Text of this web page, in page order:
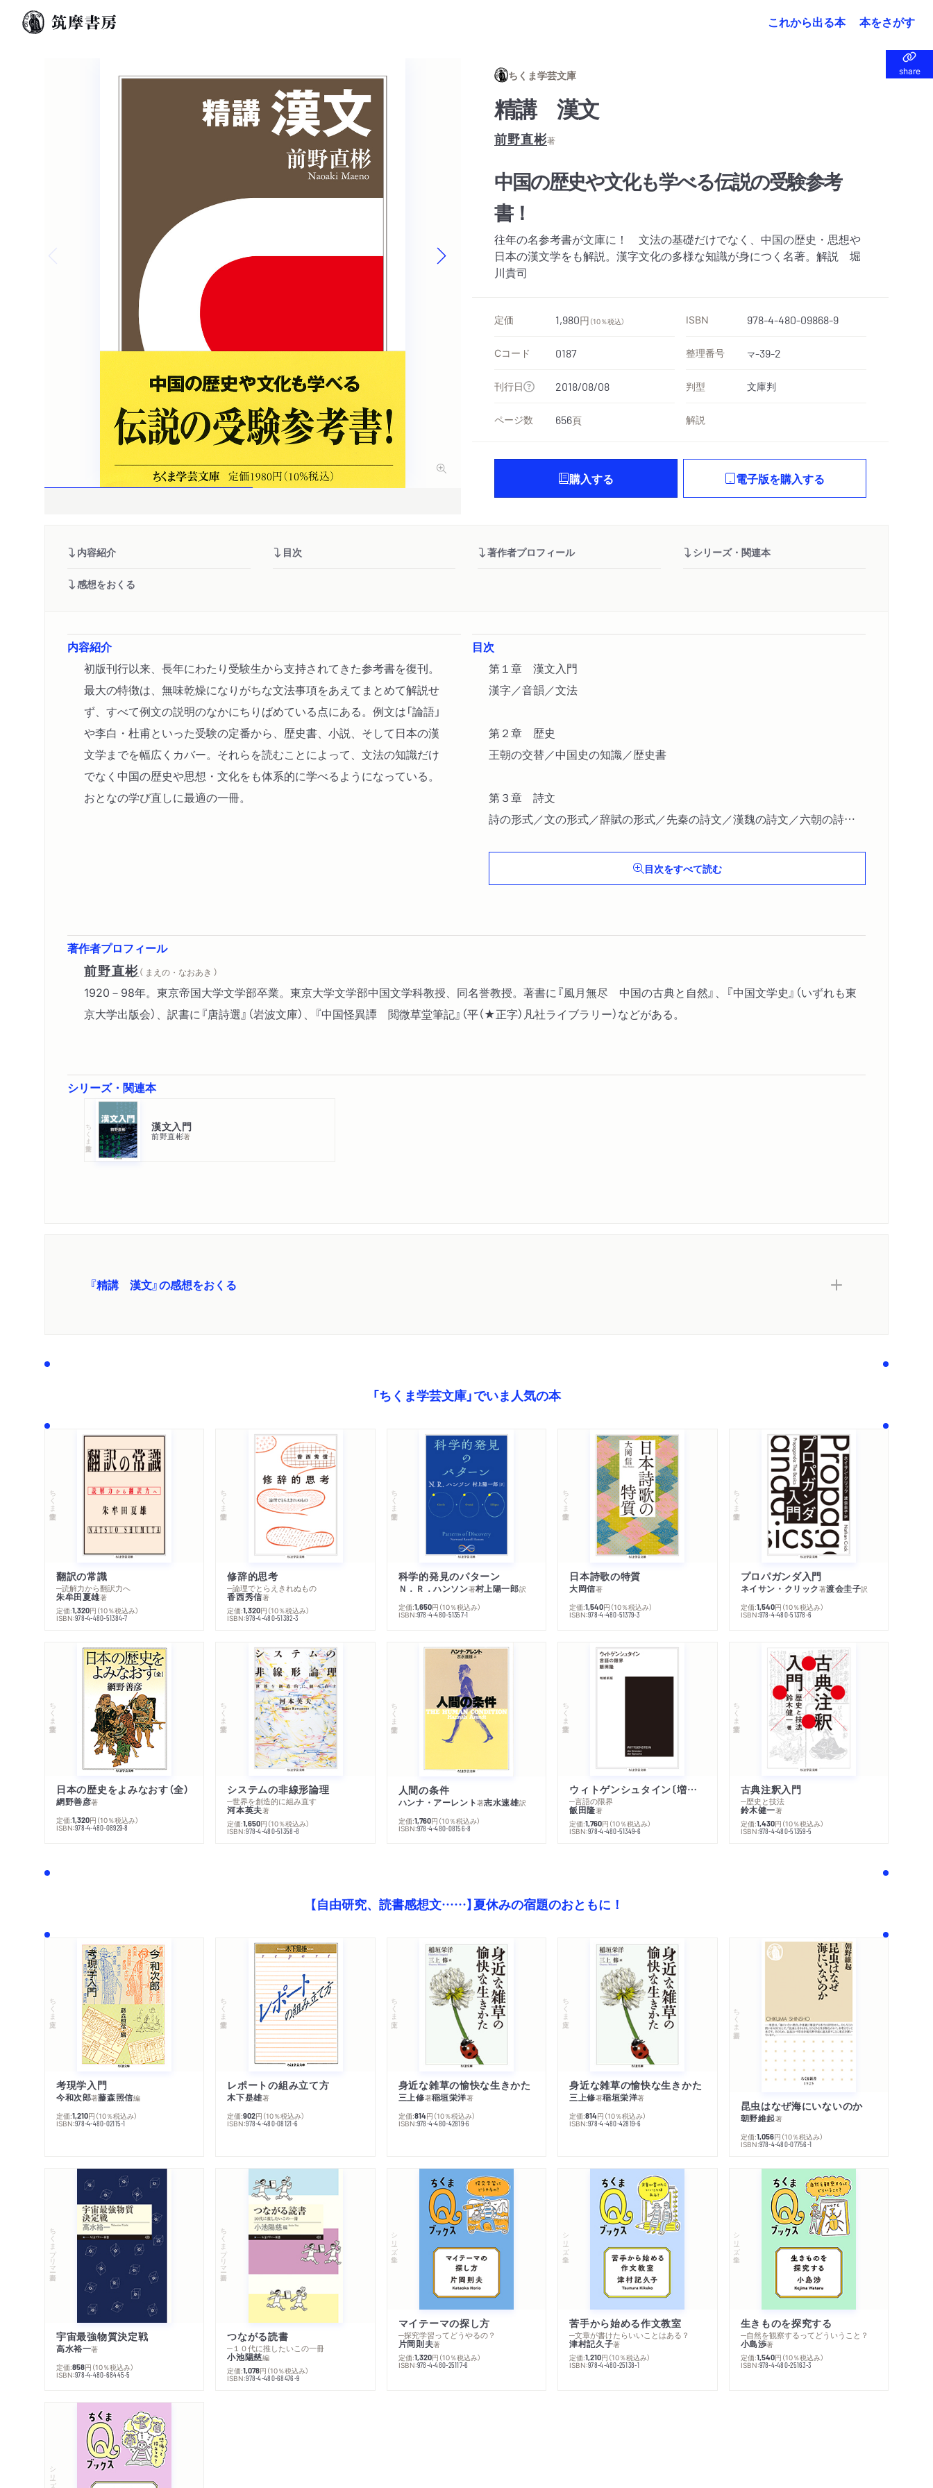
これから出る本 本をさがす
share
share
ちくま学芸文庫
精講 漢文
前野直彬著
中国の歴史や文化も学べる伝説の受験参考
書！
往年の名参考書が文庫に！ 文法の基礎だけでなく、中国の歴史・思想や
日本の漢文学をも解説。漢字文化の多様な知識が身につく名著。解説 堀
川貴司
定価 1,980円 （10％税込） ISBN 978-4-480-09868-9
Cコード 0187 整理番号 マ-39-2
刊行日 2018/08/08 判型 文庫判
ページ数 656頁 解説
購入する 電子版を購入する
内容紹介 目次 著作者プロフィール シリーズ・関連本
感想をおくる
内容紹介
初版刊行以来、長年にわたり受験生から支持されてきた参考書を復刊。
最大の特徴は、無味乾燥になりがちな文法事項をあえてまとめて解説せ
ず、すべて例文の説明のなかにちりばめている点にある。例文は「論語」
や李白・杜甫といった受験の定番から、歴史書、小説、そして日本の漢
文学までを幅広くカバー。それらを読むことによって、文法の知識だけ
でなく中国の歴史や思想・文化をも体系的に学べるようになっている。
おとなの学び直しに最適の一冊。
目次
第１章 漢文入門
漢字／音韻／文法
第２章 歴史
王朝の交替／中国史の知識／歴史書
第３章 詩文
詩の形式／文の形式／辞賦の形式／先秦の詩文／漢魏の詩文／六朝の詩文
第４章 小説
第６章 日本の漢文学
目次をすべて読む
著作者プロフィール
前野直彬（ まえの・なおあき ）
1920－98年。東京帝国大学文学部卒業。東京大学文学部中国文学科教授、同名誉教授。著書に『風月無尽 中国の古典と自然』、『中国文学史』（いずれも東
京大学出版会）、訳書に『唐詩選』（岩波文庫）、『中国怪異譚 閲微草堂筆記』（平（★正字）凡社ライブラリー）などがある。
シリーズ・関連本
ちくま学芸文庫 漢文入門
前野直彬著
『精講 漢文』の感想をおくる
「ちくま学芸文庫」でいま人気の本
ちくま学芸文庫
翻訳の常識
─読解力から翻訳力へ
朱牟田夏雄著
定価:1,320円 （10％税込み）
ISBN:978-4-480-51384-7
ちくま学芸文庫
修辞的思考
─論理でとらえきれぬもの
香西秀信著
定価:1,320円 （10％税込み）
ISBN:978-4-480-51382-3
ちくま学芸文庫
科学的発見のパターン
Ｎ．Ｒ．ハンソン著村上陽一郎訳
定価:1,650円 （10％税込み）
ISBN:978-4-480-51357-1
ちくま学芸文庫
日本詩歌の特質
大岡信著
定価:1,540円 （10％税込み）
ISBN:978-4-480-51379-3
ちくま学芸文庫
プロパガンダ入門
ネイサン・クリック著渡会圭子訳
定価:1,540円 （10％税込み）
ISBN:978-4-480-51378-6
ちくま学芸文庫
日本の歴史をよみなおす（全）
網野善彦著
定価:1,320円 （10％税込み）
ISBN:978-4-480-08929-8
ちくま学芸文庫
システムの非線形論理
─世界を創造的に組み直す
河本英夫著
定価:1,650円 （10％税込み）
ISBN:978-4-480-51358-8
ちくま学芸文庫
人間の条件
ハンナ・アーレント著志水速雄訳
定価:1,760円 （10％税込み）
ISBN:978-4-480-08156-8
ちくま学芸文庫
ウィトゲンシュタイン〔増補新版〕
─言語の限界
飯田隆著
定価:1,760円 （10％税込み）
ISBN:978-4-480-51349-6
ちくま学芸文庫
古典注釈入門
─歴史と技法
鈴木健一著
定価:1,430円 （10％税込み）
ISBN:978-4-480-51359-5
【自由研究、読書感想文……】夏休みの宿題のおともに！
ちくま文庫
考現学入門
今和次郎著藤森照信編
定価:1,210円 （10％税込み）
ISBN:978-4-480-02115-1
ちくま学芸文庫
レポートの組み立て方
木下是雄著
定価:902円 （10％税込み）
ISBN:978-4-480-08121-6
ちくま文庫
身近な雑草の愉快な生きかた
三上修著稲垣栄洋著
定価:814円 （10％税込み）
ISBN:978-4-480-42819-6
ちくま文庫
身近な雑草の愉快な生きかた
三上修著稲垣栄洋著
定価:814円 （10％税込み）
ISBN:978-4-480-42819-6
ちくま新書
昆虫はなぜ海にいないのか
朝野維起著
定価:1,056円 （10％税込み）
ISBN:978-4-480-07756-1
ちくまプリマー新書
宇宙最強物質決定戦
高水裕一著
定価:858円 （10％税込み）
ISBN:978-4-480-68445-5
ちくまプリマー新書
つながる読書
─１０代に推したいこの一冊
小池陽慈編
定価:1,078円 （10％税込み）
ISBN:978-4-480-68476-9
シリーズ・全集
マイテーマの探し方
─探究学習ってどうやるの？
片岡則夫著
定価:1,320円 （10％税込み）
ISBN:978-4-480-25117-6
シリーズ・全集
苦手から始める作文教室
─文章が書けたらいいことはある？
津村記久子著
定価:1,210円 （10％税込み）
ISBN:978-4-480-25138-1
シリーズ・全集
生きものを探究する
─自然を観察するってどういうこと？
小島渉著
定価:1,540円 （10％税込み）
ISBN:978-4-480-25163-3
シリーズ・全集